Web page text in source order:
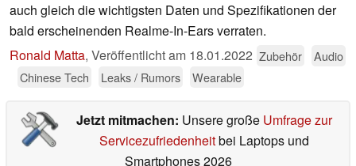
auch gleich die wichtigsten Daten und Spezifikationen der
bald erscheinenden Realme-In-Ears verraten.
Ronald Matta, Veröffentlicht am 18.01.2022 Zubehör
Audio
Chinese Tech
Leaks / Rumors Wearable
Jetzt mitmachen: Unsere große Umfrage zur
Servicezufriedenheitbei Laptops und
Smartphones 2026